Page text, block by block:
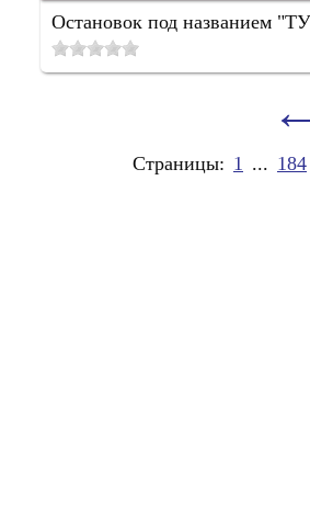
Остановок под названием
Страницы: 1 ... 184